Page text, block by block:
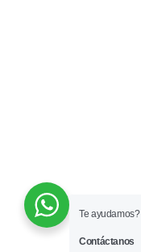
Te ayudamos?
Contáctanos